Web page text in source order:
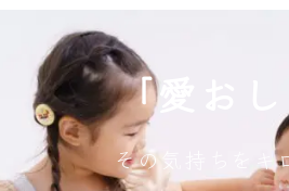
「愛お
その気持ちをキ